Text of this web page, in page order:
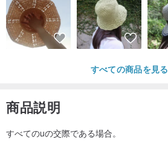
すべての商品を見る
商品説明
すべてのuの交際である場合。